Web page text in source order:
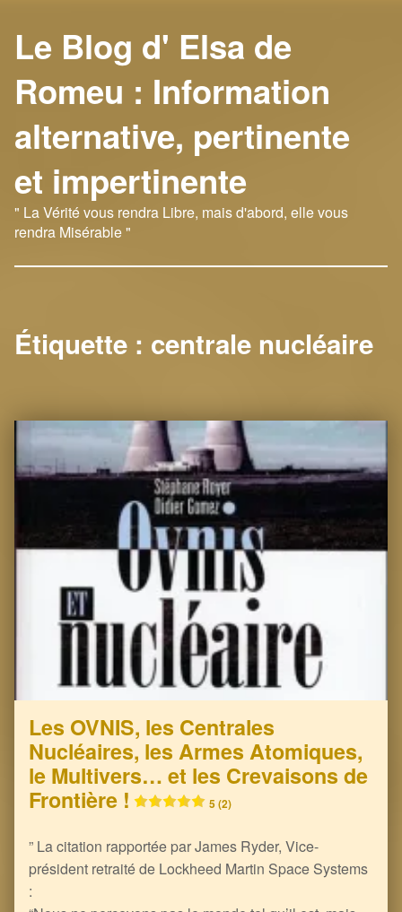
Le Blog d' Elsa de
Romeu : Information
alternative, pertinente
et impertinente
" La Vérité vous rendra Libre, mais d'abord, elle vous
rendra Misérable "
Étiquette : centrale nucléaire
Les OVNIS, les Centrales
Nucléaires, les Armes Atomiques,
le Multivers… et les Crevaisons de
Frontière !
5 (2)
” La citation rapportée par James Ryder, Vice-
président retraité de Lockheed Martin Space Systems
: